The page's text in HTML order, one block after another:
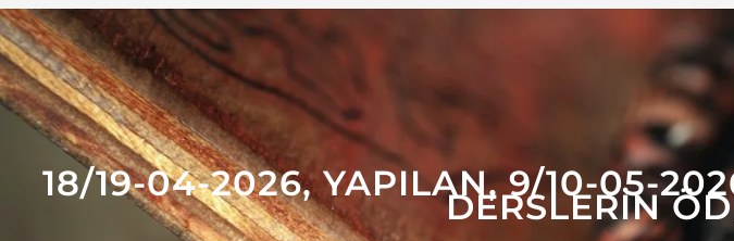
18/19-04-2026, YAPILAN, 9/10-05-
DERSLERİN